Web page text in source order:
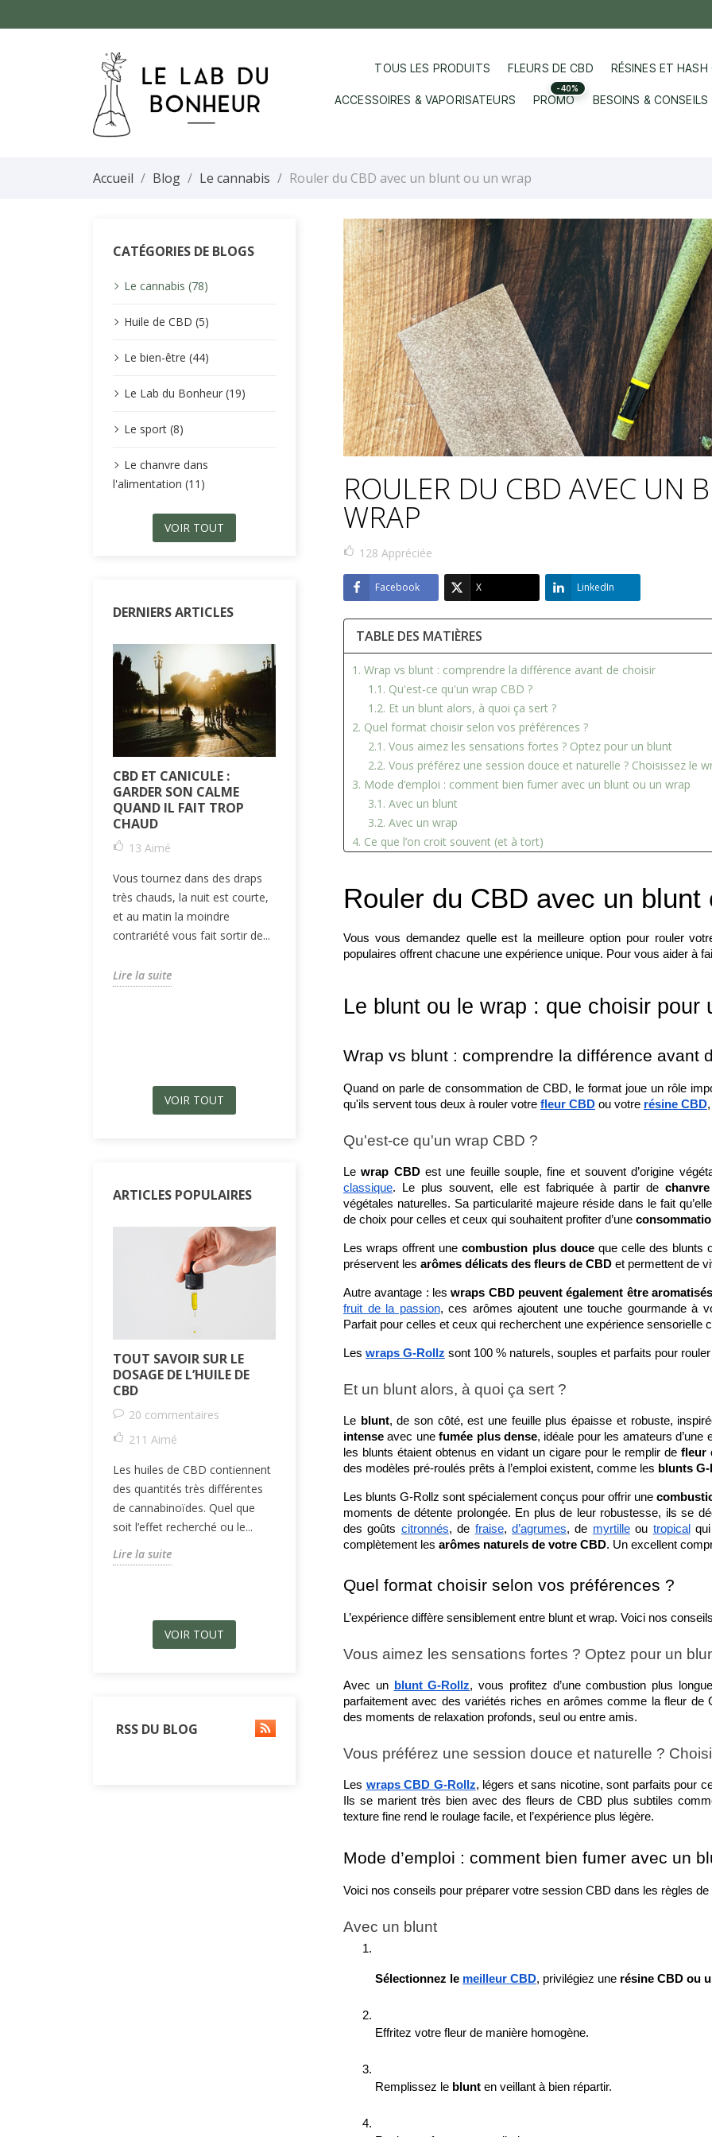
TOUS LES PRODUITS FLEURS DE CBD RÉSINES ET HASH
ACCESSOIRES & VAPORISATEURS PROMO
-40%
BESOINS & CONSEILS
Accueil Blog Le cannabis Rouler du CBD avec un blunt ou un wrap
CATÉGORIES DE BLOGS
Le cannabis (78)
Huile de CBD (5)
Le bien-être (44)
Le Lab du Bonheur (19)
Le sport (8)
Le chanvre dans
l'alimentation (11)
VOIR TOUT
DERNIERS ARTICLES
CBD ET CANICULE :
GARDER SON CALME
QUAND IL FAIT TROP
CHAUD
13 Aimé
Vous tournez dans des draps
très chauds, la nuit est courte,
et au matin la moindre
contrariété vous fait sortir de...
Lire la suite
CBD ET ALLERGIES
SAISONNIÈRES : QUE DIT
LA SCIENCE EN 2026 ?
Décryptage scientifique 2026,
Lire la suite
CANNABIS LÉGAL EN
FRANCE : CE QUE 2025-
LE THC DU CHANVRE ET
L’ACCÈS MÉDICAL
Entre succès grand public
innovations des producteurs
9
Vivre
envahit
VOIR TOUT
ARTICLES POPULAIRES
TOUT SAVOIR SUR LE
DOSAGE DE L’HUILE DE
CBD
20 commentaires
211 Aimé
Les huiles de CBD contiennent
des quantités très différentes
de cannabinoïdes. Quel que
soit l’effet recherché ou le...
Lire la suite
QU’EST-CE QUE LE CBN ET
2 commentaires
Aimé
Le CBN, ou cannabinol, est une
substance bien moins populaire
que le CBD ou le THC.
Pourtant, ses effets
bénéfiques...
TEST
2 commentaires
x
Lire la suite
Le
un
Lire la
VOIR TOUT
RSS DU BLOG
ROULER DU CBD AVEC UN
WRAP
128 Appréciée
Facebook X LinkedIn
TABLE DES MATIÈRES
1. Wrap vs blunt : comprendre la différence avant de choisir
1.1. Qu'est-ce qu'un wrap CBD ?
1.2. Et un blunt alors, à quoi ça sert ?
2. Quel format choisir selon vos préférences ?
2.1. Vous aimez les sensations fortes ? Optez pour un blunt
2.2. Vous préférez une session douce et naturelle ? Choisissez le
3. Mode d’emploi : comment bien fumer avec un blunt ou un wrap
3.1. Avec un blunt
3.2. Avec un wrap
4. Ce que l’on croit souvent (et à tort)
Rouler du CBD avec un blunt
Vous vous demandez quelle est la meilleure option pour rouler
populaires offrent chacune une expérience unique. Pour vous aider à
Le blunt ou le wrap : que choisir pour
Wrap vs blunt : comprendre la différence avant
Quand on parle de consommation de CBD, le format joue un rôle
qu'ils servent tous deux à rouler votre fleur CBD ou votre résine CBD
Qu'est-ce qu'un wrap CBD ?
Le wrap CBD est une feuille souple, fine et souvent d’origine
classique. Le plus souvent, elle est fabriquée à partir de
végétales naturelles. Sa particularité majeure réside dans le fait
de choix pour celles et ceux qui souhaitent profiter d’une
Les wraps offrent une combustion plus douce que celle des blunts
préservent les arômes délicats des fleurs de CBD et permettent de
Autre avantage : les wraps CBD peuvent également être aromatisés
fruit de la passion, ces arômes ajoutent une touche gourmande à
Parfait pour celles et ceux qui recherchent une expérience sensorielle
Les wraps G-Rollz sont 100 % naturels, souples et parfaits pour
Et un blunt alors, à quoi ça sert ?
Le blunt, de son côté, est une feuille plus épaisse et robuste,
intense avec une fumée plus dense, idéale pour les amateurs d’une
les blunts étaient obtenus en vidant un cigare pour le remplir de fleur
des modèles pré-roulés prêts à l’emploi existent, comme les blunts
Les blunts G-Rollz sont spécialement conçus pour offrir une
moments de détente prolongée. En plus de leur robustesse, ils se
des goûts citronnés, de fraise, d’agrumes, de myrtille ou tropical qui
complètement les arômes naturels de votre CBD. Un excellent
Quel format choisir selon vos préférences ?
L’expérience diffère sensiblement entre blunt et wrap. Voici nos
Vous aimez les sensations fortes ? Optez pour un
Avec un blunt G-Rollz, vous profitez d’une combustion plus
parfaitement avec des variétés riches en arômes comme la fleur de
des moments de relaxation profonds, seul ou entre amis.
Vous préférez une session douce et naturelle ?
Les wraps CBD G-Rollz, légers et sans nicotine, sont parfaits pour
Ils se marient très bien avec des fleurs de CBD plus subtiles
texture fine rend le roulage facile, et l’expérience plus légère.
Mode d’emploi : comment bien fumer avec un
Voici nos conseils pour préparer votre session CBD dans les règles de
Avec un blunt
Sélectionnez le meilleur CBD, privilégiez une résine CBD ou
Effritez votre fleur de manière homogène.
Remplissez le blunt en veillant à bien répartir.